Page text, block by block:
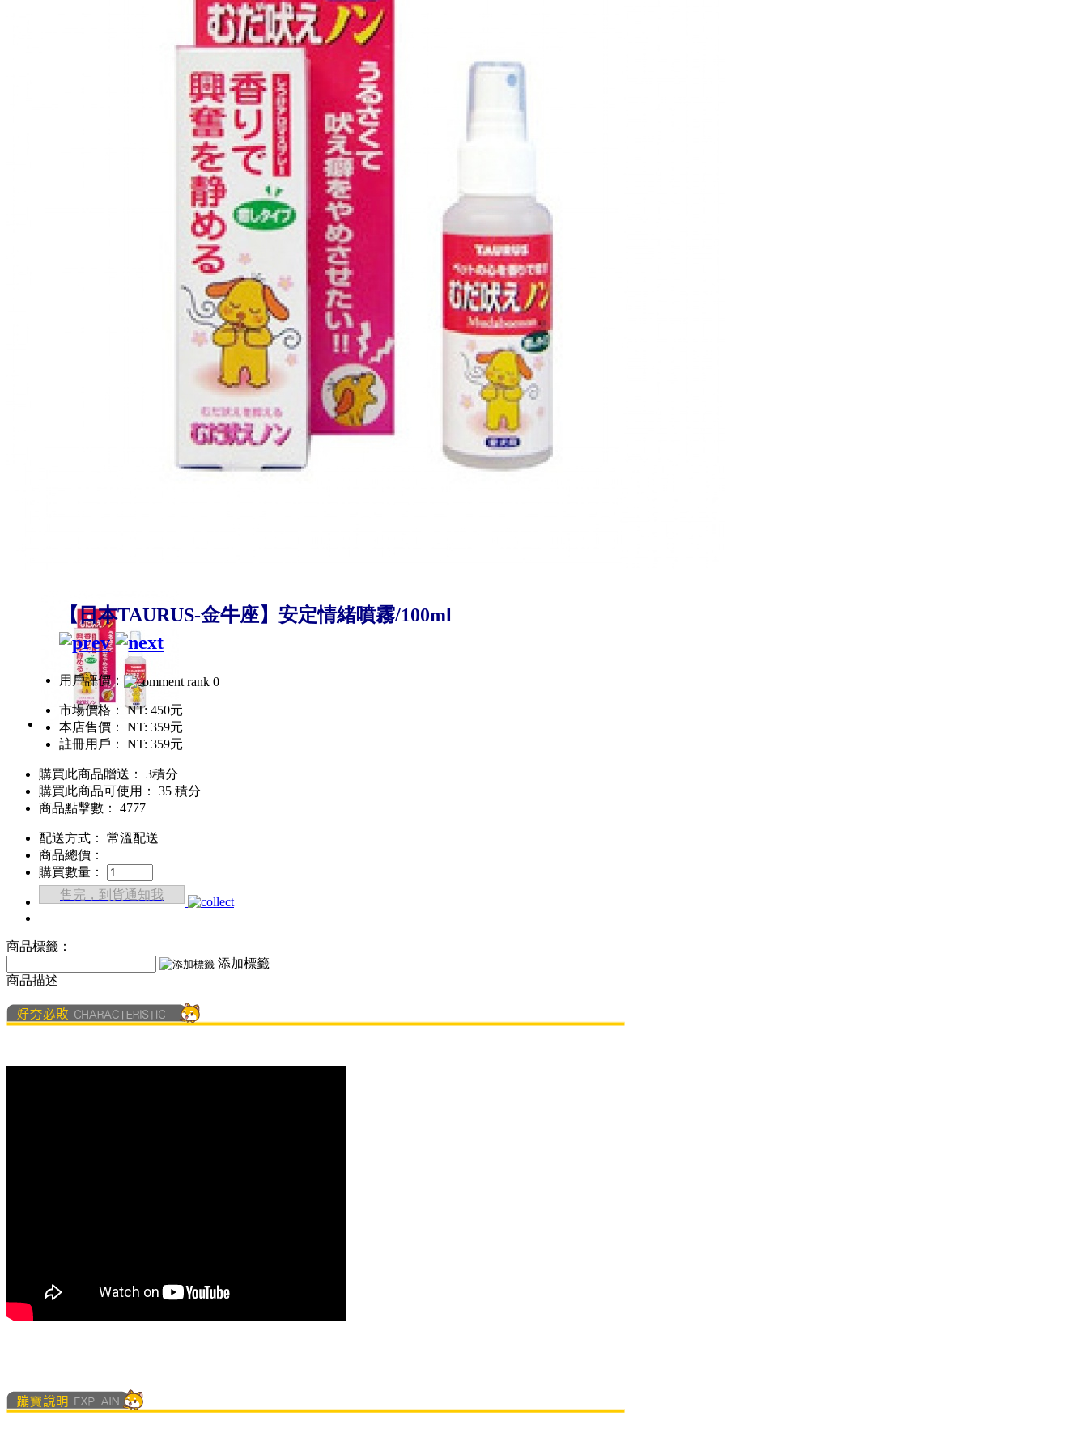
【日本TAURUS-金牛座】安定情緒噴霧/100ml
用戶評價：
市場價格：NT: 450元
本店售價：NT: 359元
註冊用戶：NT: 359元
購買此商品贈送： 3積分
購買此商品可使用： 35 積分
商品點擊數： 4777
配送方式：
常溫配送
商品總價：
購買數量：
售完，到貨通知我
商品標籤：
添加標籤
商品描述